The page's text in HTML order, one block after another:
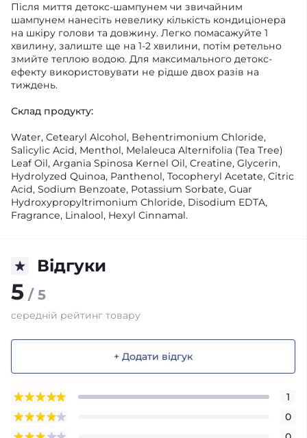
Після миття детокс-шампунем чи звичайним
шампунем нанесіть невелику кількість кондиціонера
на шкіру голови та довжину. Легко помасажуйте 1
хвилину, залиште ще на 1-2 хвилини, потім ретельно
змийте теплою водою. Для максимального детокс-
ефекту використовувати не рідше двох разів на
тиждень.
Склад продукту:
Water, Cetearyl Alcohol, Behentrimonium Chloride,
Salicylic Acid, Menthol, Melaleuca Alternifolia (Tea Tree)
Leaf Oil, Argania Spinosa Kernel Oil, Creatine, Glycerin,
Hydrolyzed Quinoa, Panthenol, Tocopheryl Acetate, Citric
Acid, Sodium Benzoate, Potassium Sorbate, Guar
Hydroxypropyltrimonium Chloride, Disodium EDTA,
Fragrance, Linalool, Hexyl Cinnamal.
Відгуки
5 / 5
середній рейтинг товару
+ Додати відгук
1
0